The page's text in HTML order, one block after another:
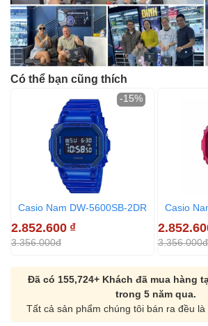
Có thể bạn cũng thích
Casio Nam DW-5600SB-2DR
2.852.600 ₫
3.356.000đ
-15%
Casio
3.356.000đ
Đã có 155,724+ Khách đã mua hàng
trong 5 năm qua.
Tất cả sản phẩm chúng tôi bán ra đều